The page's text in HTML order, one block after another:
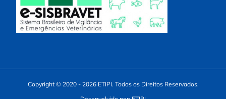
Copyright © 2020 - 2026 ETIPI. Todos os Direitos Reservados.